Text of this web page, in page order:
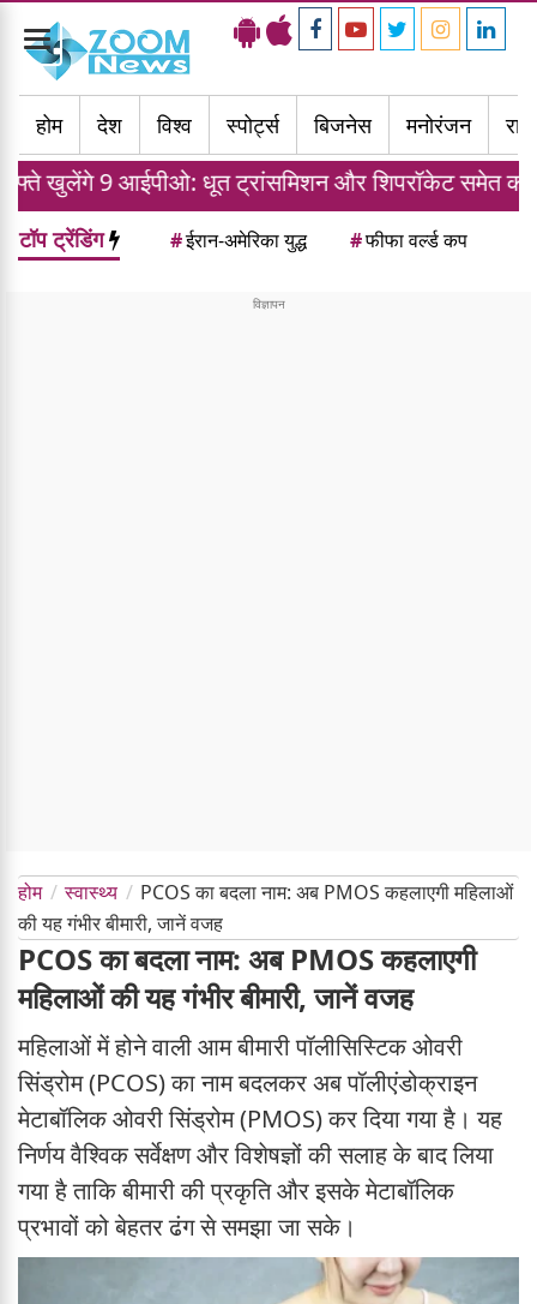
Toggle
navigation
होम
देश विश्व स्पोर्ट्स बिजनेस मनोरंजन
9 आईपीओ: धूत ट्रांसमिशन और शिपरॉकेट समेत कई कंपनियां
टॉप ट्रेंडिंग #ईरान-अमेरिका युद्ध #फीफा वर्ल्ड कप
होम स्वास्थ्य
PCOS का बदला नाम: अब PMOS कहलाएगी महिलाओं
की यह गंभीर बीमारी, जानें वजह
PCOS का बदला नाम: अब PMOS कहलाएगी
महिलाओं की यह गंभीर बीमारी, जानें वजह
महिलाओं में होने वाली आम बीमारी पॉलीसिस्टिक ओवरी
सिंड्रोम (PCOS) का नाम बदलकर अब पॉलीएंडोक्राइन
मेटाबॉलिक ओवरी सिंड्रोम (PMOS) कर दिया गया है। यह
निर्णय वैश्विक सर्वेक्षण और विशेषज्ञों की सलाह के बाद लिया
गया है ताकि बीमारी की प्रकृति और इसके मेटाबॉलिक
प्रभावों को बेहतर ढंग से समझा जा सके।